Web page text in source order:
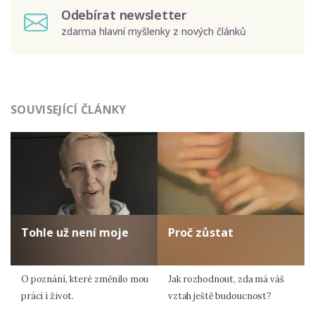
Odebírat newsletter
zdarma hlavní myšlenky z nových článků
SOUVISEJÍCÍ ČLÁNKY
Tohle už není moje
O poznání, které změnilo mou
práci i život.
Proč zůstat
Jak rozhodnout, zda má váš
vztah ještě budoucnost?